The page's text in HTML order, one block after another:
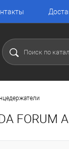
FORUM